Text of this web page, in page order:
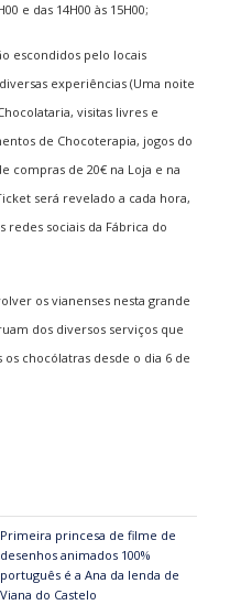
e das 14H00 às 15H00;
escondidos pelo locais
experiências (Uma noite
visitas livres e
de Chocoterapia, jogos do
compras de 20€ na Loja e na
será revelado a cada hora,
redes sociais da Fábrica do
os vianenses nesta grande
dos diversos serviços que
chocólatras desde o dia 6 de
Primeira princesa de filme de
desenhos animados 100%
português é a Ana da lenda de
Viana do Castelo